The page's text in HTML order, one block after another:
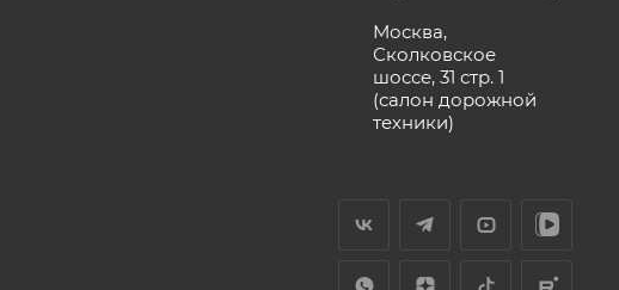
Москва,
Сколковское
шоссе, 31 стр. 1
(салон дорожной
техники)